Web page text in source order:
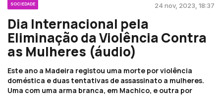
SOCIEDADE 24 nov, 2023, 18:37
Dia Internacional pela
Eliminação da Violência Contra
as Mulheres (áudio)
Este ano a Madeira registou uma morte por violência
doméstica e duas tentativas de assassinato a mulheres.
Uma com uma arma branca, em Machico, e outra por